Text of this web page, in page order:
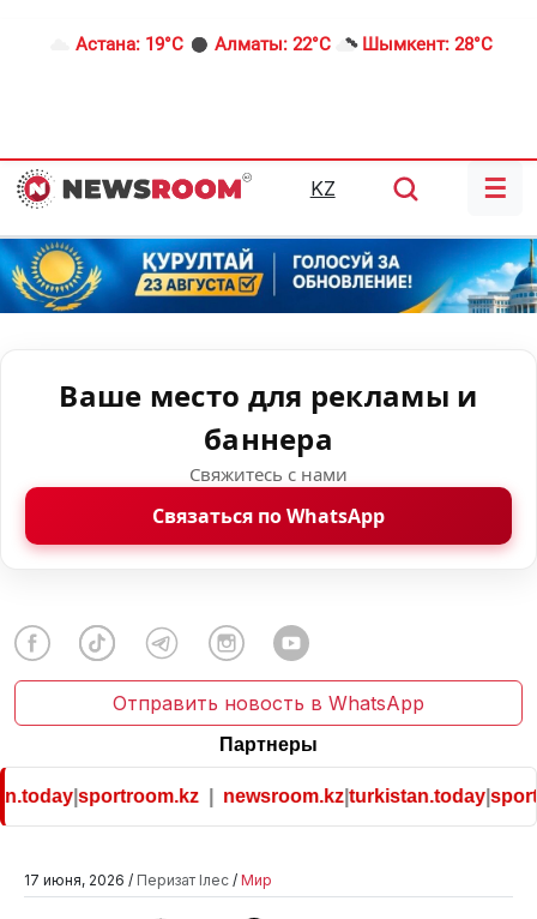
Астана: 19°C Алматы: 22°C Шымкент: 28°C
KZ ☰
Ваше место для рекламы и
баннера
Свяжитесь с нами
Связаться по WhatsApp
Отправить новость в WhatsApp
Партнеры
|sportroom.kz| newsroom.kz|turkistan.today|
17 июня, 2026 / Перизат Ілес / Мир